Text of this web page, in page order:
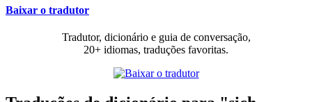
Baixar o tradutor
Tradutor, dicionário e guia de conversação,
20+ idiomas, traduções favoritas.